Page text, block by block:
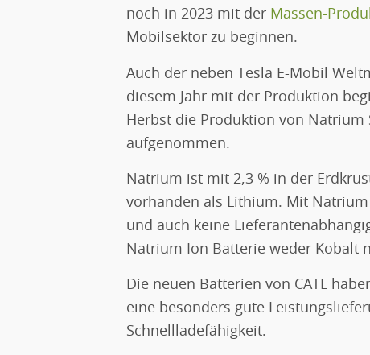
noch in 2023 mit der Massen-
Mobilsektor zu beginnen.
Auch der neben Tesla E-Mobil
diesem Jahr mit der Produktion
Herbst die Produktion von
aufgenommen.
Natrium ist mit 2,3 % in der
vorhanden als Lithium. Mit
und auch keine
Natrium Ion Batterie weder Kobalt
Die neuen Batterien von CATL
eine besonders gute
Schnellladefähigkeit.